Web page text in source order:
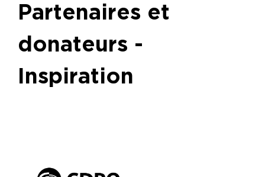
Partenaires et
donateurs -
Inspiration